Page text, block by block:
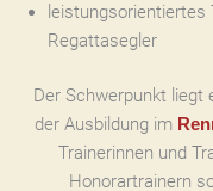
leistungsorientiertes
Regattasegler
Der Schwerpunkt liegt
der Ausbildung im
Trainerinnen und
Honorartrainern